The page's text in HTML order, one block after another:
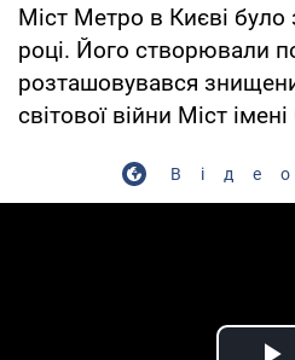
Міст Метро в Києві було
році. Його створювали
розташовувався
світової війни Міст